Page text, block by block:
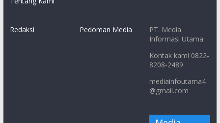
Redaksi Pedoman Media
PT. Media
Informasi Utama
Kontak kami 0822-
8208-2489
mediainfoutama4
@gmail.com